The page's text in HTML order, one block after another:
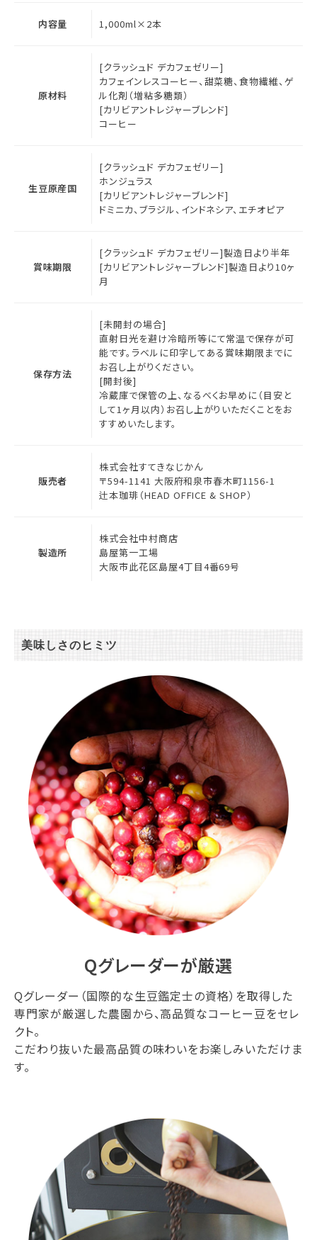
内容量 1,000ml×2本
原材料
[クラッシュド デカフェゼリー]
カフェインレスコーヒー、甜菜糖、食物繊維、ゲ
ル化剤（増粘多糖類）
[カリビアントレジャーブレンド]
コーヒー
生豆原産国
[クラッシュド デカフェゼリー]
ホンジュラス
[カリビアントレジャーブレンド]
ドミニカ、ブラジル、インドネシア、エチオピア
賞味期限
[クラッシュド デカフェゼリー]製造日より半年
[カリビアントレジャーブレンド]製造日より10ヶ
月
保存方法
[未開封の場合]
直射日光を避け冷暗所等にて常温で保存が可
能です。ラベルに印字してある賞味期限までに
お召し上がりください。
[開封後]
冷蔵庫で保管の上、なるべくお早めに（目安と
して1ヶ月以内）お召し上がりいただくことをお
すすめいたします。
販売者
株式会社すてきなじかん
〒594-1141 大阪府和泉市春木町1156-1
辻本珈琲（HEAD OFFICE & SHOP）
製造所
株式会社中村商店
島屋第一工場
大阪市此花区島屋4丁目4番69号
美味しさのヒミツ
Qグレーダーが厳選
Qグレーダー（国際的な生豆鑑定士の資格）を取得した
専門家が厳選した農園から、高品質なコーヒー豆をセレ
クト。
こだわり抜いた最高品質の味わいをお楽しみいただけま
す。